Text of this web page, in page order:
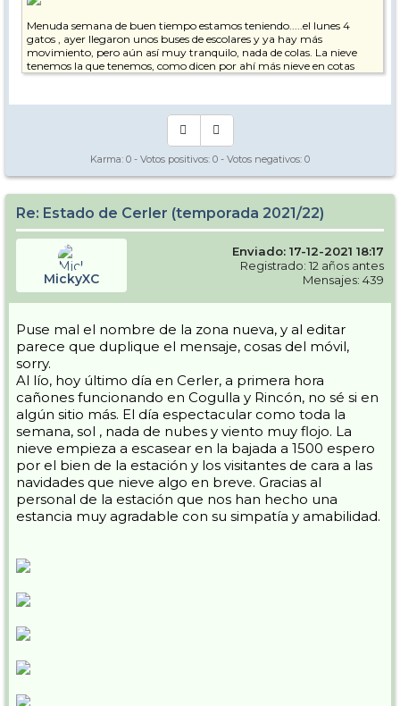
Menuda semana de buen tiempo estamos teniendo.....el lunes 4
gatos , ayer llegaron unos buses de escolares y ya hay más
movimiento, pero aún así muy tranquilo, nada de colas. La nieve
tenemos la que tenemos, como dicen por ahí más nieve en cotas
bajas que en altas, Molino ya empieza a escasear. Lo mejor las zonas
abiertos dan de sobra para disfrutar la jornada. Castanesa abierto
con dos pistas....el remonte muy bien....la zona con mucho potencial,
ahora mismo salirse de las 2 pistas
es toda una aventura. Nada que objetar en cuanto a remonteros y
demás personal de la estación.......en definitiva....una semana de
ensueño. Que podría haber más nieve? Pues ojalá...pero ni tan mal.
Karma: 0 - Votos positivos: 0 - Votos negativos: 0
Re: Estado de Cerler (temporada 2021/22)
MickyXC
Enviado: 17-12-2021 18:17
Registrado: 12 años antes
Mensajes: 439
Puse mal el nombre de la zona nueva, y al editar
parece que duplique el mensaje, cosas del móvil,
sorry.
Al lío, hoy último día en Cerler, a primera hora
cañones funcionando en Cogulla y Rincón, no sé si en
algún sitio más. El día espectacular como toda la
semana, sol , nada de nubes y viento muy flojo. La
nieve empieza a escasear en la bajada a 1500 espero
por el bien de la estación y los visitantes de cara a las
navidades que nieve algo en breve. Gracias al
personal de la estación que nos han hecho una
estancia muy agradable con su simpatía y amabilidad.